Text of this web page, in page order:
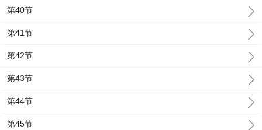
第40节
第41节
第42节
第43节
第44节
第45节